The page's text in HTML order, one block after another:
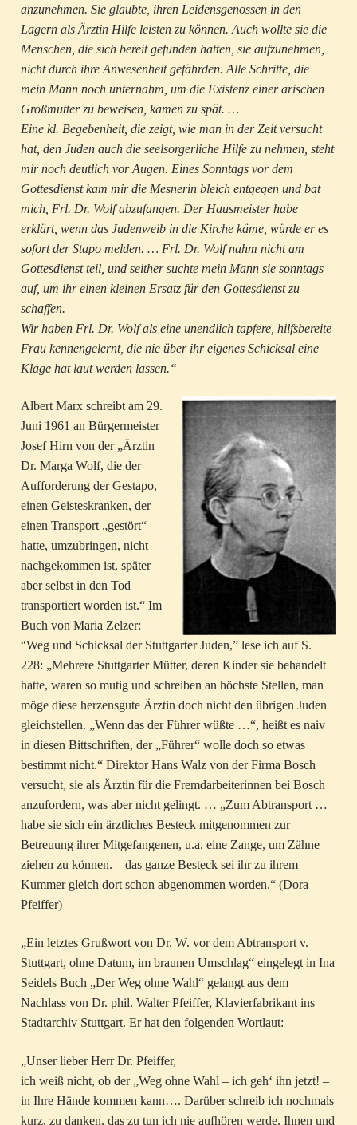
anzunehmen. Sie glaubte, ihren Leidensgenossen in den
Lagern als Ärztin Hilfe leisten zu können. Auch wollte sie die
Menschen, die sich bereit gefunden hatten, sie aufzunehmen,
nicht durch ihre Anwesenheit gefährden. Alle Schritte, die
mein Mann noch unternahm, um die Existenz einer arischen
Großmutter zu beweisen, kamen zu spät. …
Eine kl. Begebenheit, die zeigt, wie man in der Zeit versucht
hat, den Juden auch die seelsorgerliche Hilfe zu nehmen, steht
mir noch deutlich vor Augen. Eines Sonntags vor dem
Gottesdienst kam mir die Mesnerin bleich entgegen und bat
mich, Frl. Dr. Wolf abzufangen. Der Hausmeister habe
erklärt, wenn das Judenweib in die Kirche käme, würde er es
sofort der Stapo melden. … Frl. Dr. Wolf nahm nicht am
Gottesdienst teil, und seither suchte mein Mann sie sonntags
auf, um ihr einen kleinen Ersatz für den Gottesdienst zu
schaffen.
Wir haben Frl. Dr. Wolf als eine unendlich tapfere, hilfsbereite
Frau kennengelernt, die nie über ihr eigenes Schicksal eine
Klage hat laut werden lassen.“
Albert Marx schreibt am 29.
Juni 1961 an Bürgermeister
Josef Hirn von der „Ärztin
Dr. Marga Wolf, die der
Aufforderung der Gestapo,
einen Geisteskranken, der
einen Transport „gestört“
hatte, umzubringen, nicht
nachgekommen ist, später
aber selbst in den Tod
transportiert worden ist.“ Im
Buch von Maria Zelzer:
“Weg und Schicksal der Stuttgarter Juden,” lese ich auf S.
228: „Mehrere Stuttgarter Mütter, deren Kinder sie behandelt
hatte, waren so mutig und schreiben an höchste Stellen, man
möge diese herzensgute Ärztin doch nicht den übrigen Juden
gleichstellen. „Wenn das der Führer wüßte …“, heißt es naiv
in diesen Bittschriften, der „Führer“ wolle doch so etwas
bestimmt nicht.“ Direktor Hans Walz von der Firma Bosch
versucht, sie als Ärztin für die Fremdarbeiterinnen bei Bosch
anzufordern, was aber nicht gelingt. … „Zum Abtransport …
habe sie sich ein ärztliches Besteck mitgenommen zur
Betreuung ihrer Mitgefangenen, u.a. eine Zange, um Zähne
ziehen zu können. – das ganze Besteck sei ihr zu ihrem
Kummer gleich dort schon abgenommen worden.“ (Dora
Pfeiffer)
„Ein letztes Grußwort von Dr. W. vor dem Abtransport v.
Stuttgart, ohne Datum, im braunen Umschlag“ eingelegt in Ina
Seidels Buch „Der Weg ohne Wahl“ gelangt aus dem
Nachlass von Dr. phil. Walter Pfeiffer, Klavierfabrikant ins
Stadtarchiv Stuttgart. Er hat den folgenden Wortlaut:
„Unser lieber Herr Dr. Pfeiffer,
ich weiß nicht, ob der „Weg ohne Wahl – ich geh‘ ihn jetzt! –
in Ihre Hände kommen kann…. Darüber schreib ich nochmals
kurz, zu danken, das zu tun ich nie aufhören werde. Ihnen und